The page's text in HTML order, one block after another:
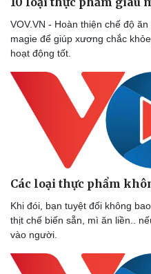
VOV.VN - Hoàn thiện chế độ
magie để giúp xương chắc
hoạt động tốt.
Các loại thực phẩm
Khi đói, bạn tuyệt đối không
thịt chế biến sẵn, mì ăn liền..
vào người.